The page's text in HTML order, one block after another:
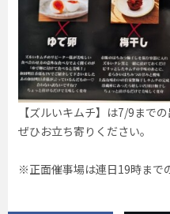
【ズルいキムチ】は7/9までの
ぜひお立ち寄りください。
※正面催事場は連日19時まで